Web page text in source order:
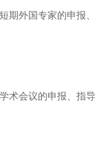
期外国专家的申报、
术会议的申报、指导